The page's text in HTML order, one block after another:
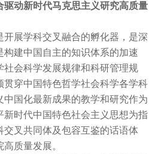
驱动新时代马克思主义研究高质量
开展学科交叉融合的孵化器，是深
建中国自主的知识体系的加速
社会科学发展规律和科研管理规
贯穿中国特色哲学社会科学各学科
国化最新成果的教学和研究作为
时代中国特色社会主义思想为指
交叉共同体及包容互鉴的话语体
质量发展。